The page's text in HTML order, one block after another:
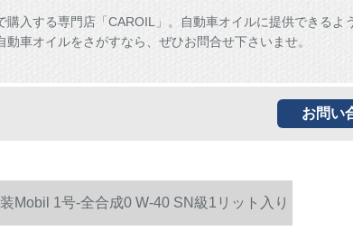
購入する専門店「CAROIL」。自動車オイルに提供できるよ
動車オイルをさがすなら、ぜひお問合せ下さいませ。
お問い
Mobil 1号-全合成0 W-40 SN級1リット入り